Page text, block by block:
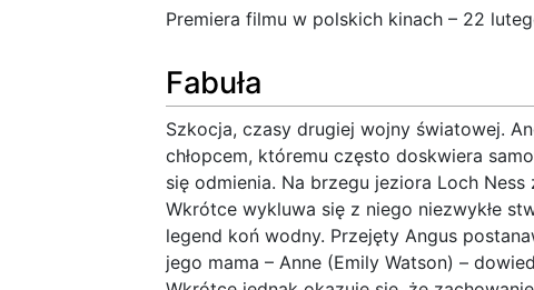
Premiera filmu w polskich kinach – 22
Fabuła
Szkocja, czasy drugiej wojny światowej.
chłopcem, któremu często doskwiera
się odmienia. Na brzegu jeziora Loch
Wkrótce wykluwa się z niego niezwykłe
legend koń wodny. Przejęty Angus
jego mama – Anne (Emily Watson) –